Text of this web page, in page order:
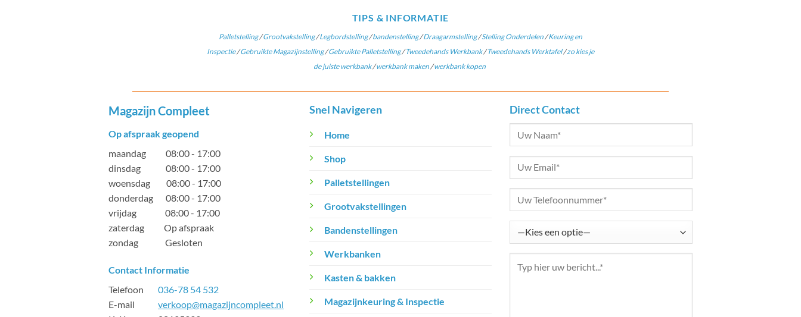
TIPS & INFORMATIE
Palletstelling/Grootvakstelling/Legbordstelling/bandenstelling/Draagarmstelling/Stelling Onderdelen/Keuring en
Inspectie/Gebruikte Magazijnstelling/Gebruikte Palletstelling/Tweedehands Werkbank/Tweedehands Werktafel/zo kies je
de juiste werkbank/werkbank maken/werkbank kopen
Magazijn Compleet
Op afspraak geopend
maandag 08:00 - 17:00
dinsdag 08:00 - 17:00
woensdag 08:00 - 17:00
donderdag 08:00 - 17:00
vrijdag 08:00 - 17:00
zaterdag Op afspraak
zondag Gesloten
Contact Informatie
Telefoon 036-78 54 532
E-mail verkoop@magazijncompleet.nl
Snel Navigeren
Home
Shop
Palletstellingen
Grootvakstellingen
Bandenstellingen
Werkbanken
Kasten & bakken
Magazijnkeuring & Inspectie
Direct Contact